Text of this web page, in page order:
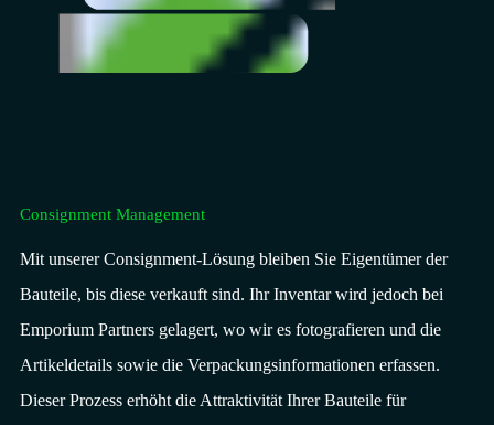
Consignment Management
Mit unserer Consignment-Lösung bleiben Sie Eigentümer der
Bauteile, bis diese verkauft sind. Ihr Inventar wird jedoch bei
Emporium Partners gelagert, wo wir es fotografieren und die
Artikeldetails sowie die Verpackungsinformationen erfassen.
Dieser Prozess erhöht die Attraktivität Ihrer Bauteile für